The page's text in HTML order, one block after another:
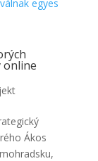
online
Ákos